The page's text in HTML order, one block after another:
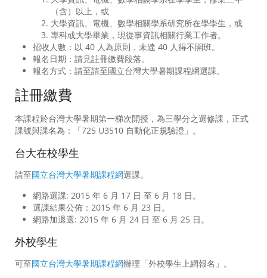
（含）以上，或
大學資訊、電機、數學相關學系研究所在學學生，或
專科或大學畢業，現從事資訊相關行業工作者。
招收人數：以 40 人為原則，未達 40 人得不開班。
報名日期：請見註冊繳費段落。
報名方式：請至請至國立台灣大學暑期課程網選課。
註冊繳費
本課程於台灣大學暑期第一梯次開授，為三學分之選修課，正式
課號與課名為：「725 U3510 自動化正規驗證」。
台大在校學生
請至國立台灣大學暑期課程網選課。
網路選課: 2015 年 6 月 17 日 至 6 月 18 日。
選課結果公佈：2015 年 6 月 23 日。
網路加退選: 2015 年 6 月 24 日 至 6 月 25 日。
外校學生
可至國立台灣大學暑期課程網辦理「外校學生上網報名」。